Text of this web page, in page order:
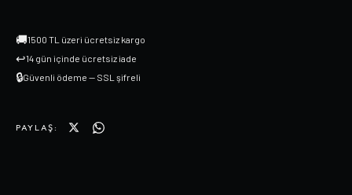
🚚1500 TL üzeri ücretsiz kargo
↩14 gün içinde ücretsiz iade
🔒Güvenli ödeme — SSL şifreli
PAYLAŞ: